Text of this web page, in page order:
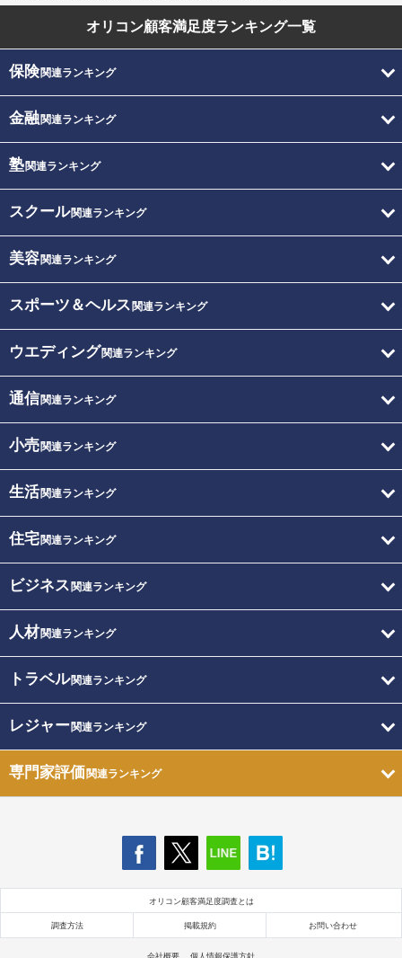
オリコン顧客満足度ランキング一覧
保険関連ランキング
金融関連ランキング
塾関連ランキング
スクール関連ランキング
美容関連ランキング
スポーツ＆ヘルス 関連ランキング
ウエディング関連ランキング
通信関連ランキング
小売関連ランキング
生活関連ランキング
住宅関連ランキング
ビジネス 関連ランキング
人材関連ランキング
トラベル関連ランキング
レジャー関連ランキング
専門家評価関連ランキング
オリコン顧客満足度調査とは
調査方法 掲載規約 お問い合わせ
会社概要 個人情報保護方針